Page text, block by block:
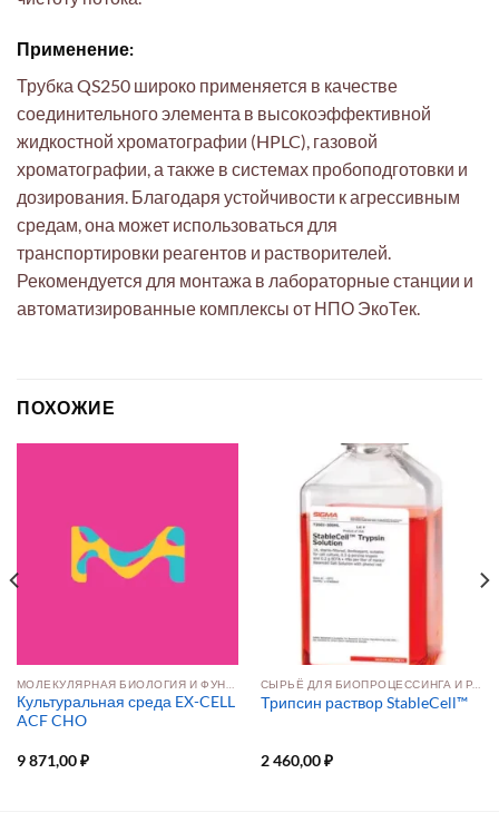
Применение:
Трубка QS250 широко применяется в качестве
соединительного элемента в высокоэффективной
жидкостной хроматографии (HPLC), газовой
хроматографии, а также в системах пробоподготовки и
дозирования. Благодаря устойчивости к агрессивным
средам, она может использоваться для
транспортировки реагентов и растворителей.
Рекомендуется для монтажа в лабораторные станции и
автоматизированные комплексы от НПО ЭкоТек.
ПОХОЖИЕ
Культуральная среда EX-CELL
ACF CHO
9 871,00₽
Трипсин раствор StableCell™
2 460,00₽